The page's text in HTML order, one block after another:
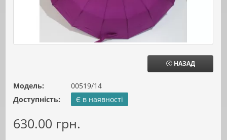
НАЗАД
Модель:
00519/14
Доступність:
Є в наявності
630.00 грн.